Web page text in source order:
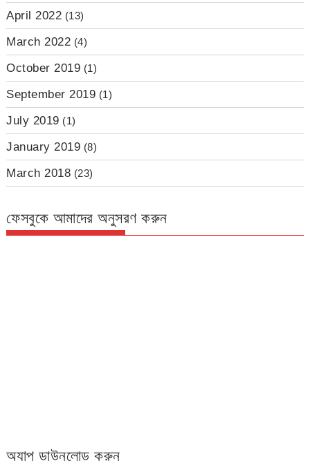
April 2022 (13)
March 2022 (4)
October 2019 (1)
September 2019 (1)
July 2019 (1)
January 2019 (8)
March 2018 (23)
ফেসবুকে আমাদের অনুসরণ করুন
অ্যাপ ডাউনলোড করুন